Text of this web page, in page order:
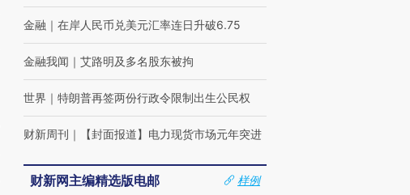
金融 ｜ 在岸人民币兑美元汇率连日升破6.75
金融我闻 ｜ 艾路明及多名股东被拘
世界 ｜ 特朗普再签两份行政令限制出生公民权
财新周刊 ｜ 【封面报道】电力现货市场元年突进
财新网主编精选版电邮
样例